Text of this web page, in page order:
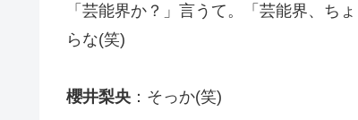
「芸能界か？」言うて。「芸能界、ち
らな(笑)
櫻井梨央 ：そっか(笑)